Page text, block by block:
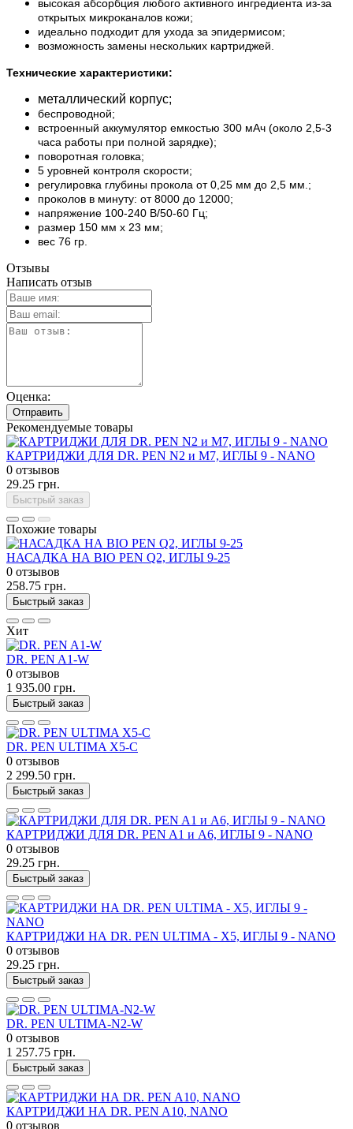
высокая абсорбция любого активного ингредиента из-за
открытых микроканалов кожи;
идеально подходит для ухода за эпидермисом;
возможность замены нескольких картриджей.
Технические характеристики:
металлический корпус;
беспроводной;
встроенный аккумулятор емкостью 300 мАч (около 2,5-3
часа работы при полной зарядке);
поворотная головка;
5 уровней контроля скорости;
регулировка глубины прокола от 0,25 мм до 2,5 мм.;
проколов в минуту: от 8000 до 12000;
напряжение 100-240 В/50-60 Гц;
размер 150 мм х 23 мм;
вес 76 гр.
Отзывы
Написать отзыв
Оценка:
Отправить
Рекомендуемые товары
КАРТРИДЖИ ДЛЯ DR. PEN N2 и M7, ИГЛЫ 9 - NANO
0 отзывов
29.25 грн.
Быстрый заказ
Похожие товары
НАСАДКА НА BIO PEN Q2, ИГЛЫ 9-25
0 отзывов
258.75 грн.
Быстрый заказ
Хит
DR. PEN A1-W
0 отзывов
1 935.00 грн.
Быстрый заказ
DR. PEN ULTIMA X5-С
0 отзывов
2 299.50 грн.
Быстрый заказ
КАРТРИДЖИ ДЛЯ DR. PEN A1 и А6, ИГЛЫ 9 - NANO
0 отзывов
29.25 грн.
Быстрый заказ
КАРТРИДЖИ НА DR. PEN ULTIMA - X5, ИГЛЫ 9 - NANO
0 отзывов
29.25 грн.
Быстрый заказ
DR. PEN ULTIMA-N2-W
0 отзывов
1 257.75 грн.
Быстрый заказ
КАРТРИДЖИ НА DR. PEN A10, NANO
0 отзывов